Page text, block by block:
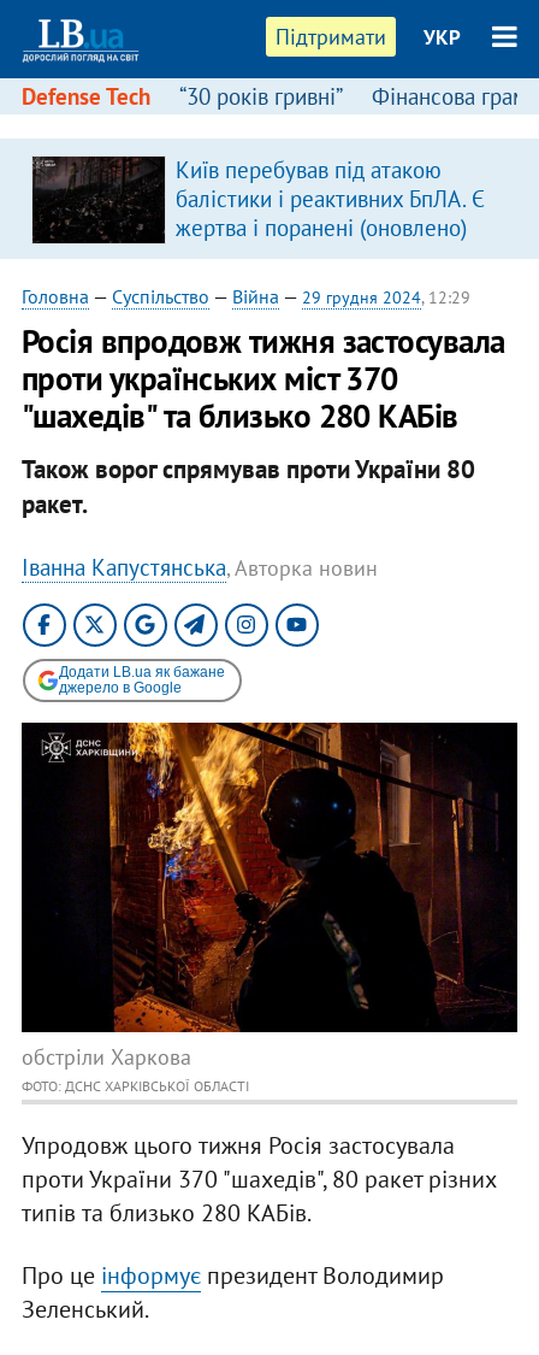
Підтримати УКР
Defense Tech “30 років гривні” Фінансова
Київ перебував під атакою
балістики і реактивних БпЛА. Є
жертва і поранені (оновлено)
Головна — Суспільство — Війна — 29 грудня 2024, 12:29
Росія впродовж тижня застосувала
проти українських міст 370
"шахедів" та близько 280 КАБів
Також ворог спрямував проти України 80
ракет.
Іванна Капустянська, Авторка новин
Додати LB.ua як бажане
джерело в Google
обстріли Харкова
ФОТО: ДСНС ХАРКІВСЬКОЇ ОБЛАСТІ
Упродовж цього тижня Росія застосувала
проти України 370 "шахедів", 80 ракет різних
типів та близько 280 КАБів.
Про це інформуєпрезидент Володимир
Зеленський.